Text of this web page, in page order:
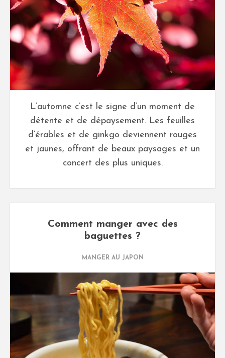
L’automne c’est le signe d’un moment de
détente et de dépaysement. Les feuilles
d’érables et de ginkgo deviennent rouges
et jaunes, offrant de beaux paysages et un
concert des plus uniques.
Comment manger avec des
baguettes ?
MANGER AU JAPON